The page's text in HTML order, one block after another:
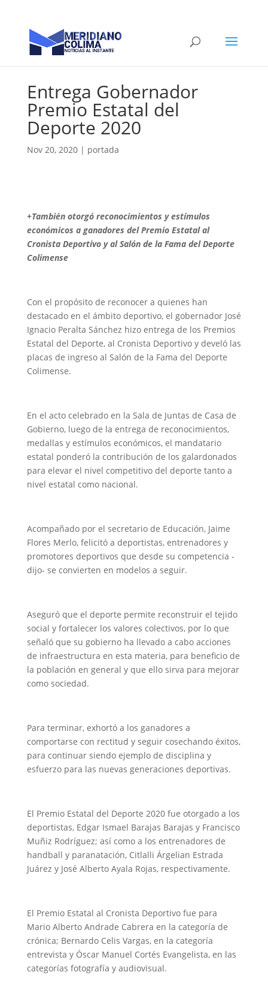
Entrega Gobernador
Premio Estatal del
Deporte 2020
Nov 20, 2020| portada
+También otorgó reconocimientos y estímulos
económicos a ganadores del Premio Estatal al
Cronista Deportivo y al Salón de la Fama del Deporte
Colimense
Con el propósito de reconocer a quienes han
destacado en el ámbito deportivo, el gobernador José
Ignacio Peralta Sánchez hizo entrega de los Premios
Estatal del Deporte, al Cronista Deportivo y develó las
placas de ingreso al Salón de la Fama del Deporte
Colimense.
En el acto celebrado en la Sala de Juntas de Casa de
Gobierno, luego de la entrega de reconocimientos,
medallas y estímulos económicos, el mandatario
estatal ponderó la contribución de los galardonados
para elevar el nivel competitivo del deporte tanto a
nivel estatal como nacional.
Acompañado por el secretario de Educación, Jaime
Flores Merlo, felicitó a deportistas, entrenadores y
promotores deportivos que desde su competencia -
dijo- se convierten en modelos a seguir.
Aseguró que el deporte permite reconstruir el tejido
social y fortalecer los valores colectivos, por lo que
señaló que su gobierno ha llevado a cabo acciones
de infraestructura en esta materia, para beneficio de
la población en general y que ello sirva para mejorar
como sociedad.
Para terminar, exhortó a los ganadores a
comportarse con rectitud y seguir cosechando éxitos,
para continuar siendo ejemplo de disciplina y
esfuerzo para las nuevas generaciones deportivas.
El Premio Estatal del Deporte 2020 fue otorgado a los
deportistas, Edgar Ismael Barajas Barajas y Francisco
Muñiz Rodríguez; así como a los entrenadores de
handball y paranatación, Citlalli Árgelian Estrada
Juárez y José Alberto Ayala Rojas, respectivamente.
El Premio Estatal al Cronista Deportivo fue para
Mario Alberto Andrade Cabrera en la categoría de
crónica; Bernardo Celis Vargas, en la categoría
entrevista y Óscar Manuel Cortés Evangelista, en las
categorías fotografía y audiovisual.